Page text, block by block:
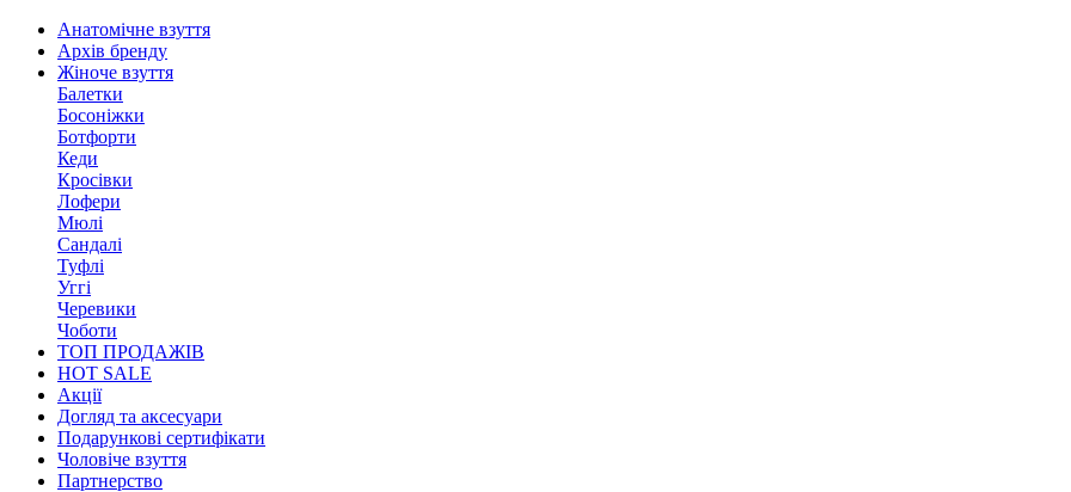
Анатомічне взуття
Архів бренду
Жіноче взуття
Балетки
Босоніжки
Ботфорти
Кеди
Кросівки
Лофери
Мюлі
Сандалі
Туфлі
Уггі
Черевики
Чоботи
ТОП ПРОДАЖІВ
HOT SALE
Акції
Догляд та аксесуари
Подарункові сертифікати
Чоловіче взуття
Партнерство